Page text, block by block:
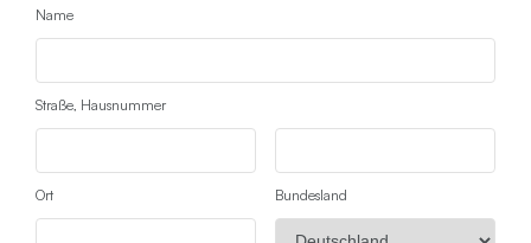
Name
Straße, Hausnummer
Ort Bundesland